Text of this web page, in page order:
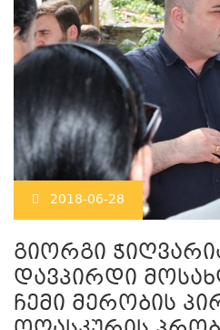
2018-06-28
გიორგი
დავპირდი
ჩემი მერობის